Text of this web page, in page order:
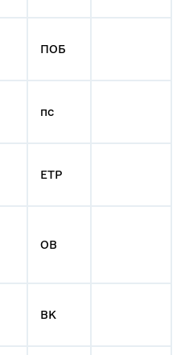
ПОБ
пс
ЕТР
ОВ
ВК